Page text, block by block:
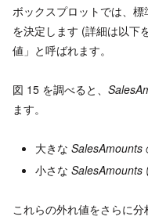
ボックスプロットでは、
を決定します (詳細は以下
値」と呼ばれます。
図 15 を調べると、
ます。
大きな SalesAmounts
小さな SalesAmounts
これらの外れ値をさらに